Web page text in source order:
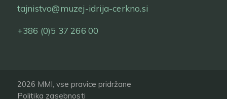
tajnistvo@muzej-idrija-cerkno.si
+386 (0)5 37 266 00
2026 MMI, vse pravice pridržane
Politika zasebnosti